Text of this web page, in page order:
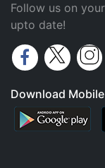
Follow us on
upto date!
Download